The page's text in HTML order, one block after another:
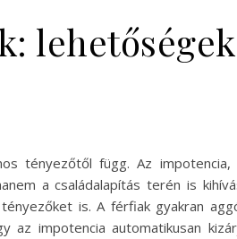
tényezőtől függ. Az impotencia,
a családalapítás terén is
is. A férfiak gyakran
az impotencia automatikusan